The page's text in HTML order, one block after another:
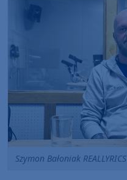
Szymon Bałoniak REALLYRICS